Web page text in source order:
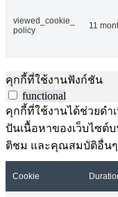
viewed_cookie_
policy
11
คุกกี้ที่ใช้งานฟังก์ชัน
functional
คุกกี้ที่ใช้งานได้ช่วยดำ
ปันเนื้อหาของเว็บไซต์
ติชม และคุณสมบัติอื่น
Cookie